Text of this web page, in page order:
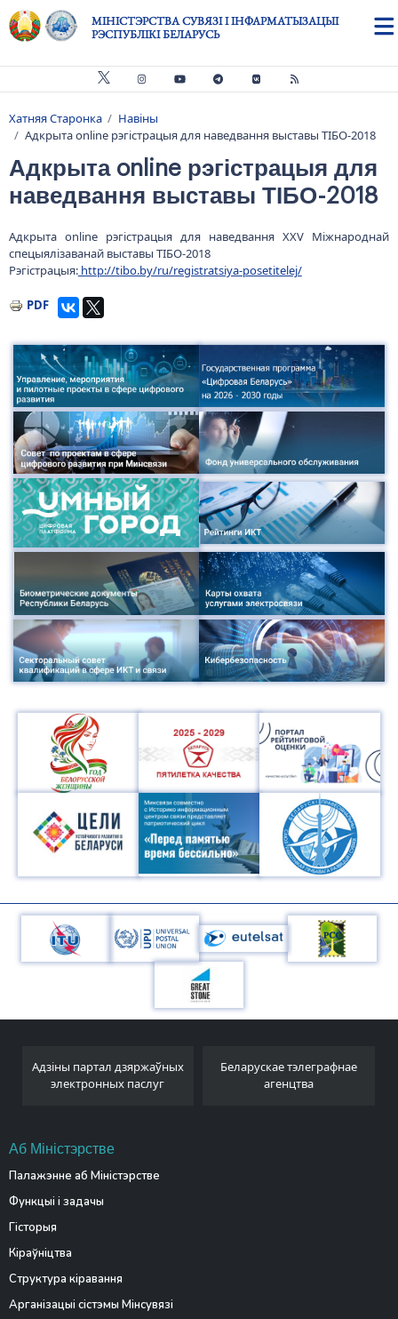
Skip to main content
МІНІСТЭРСТВА СУВЯЗІ І ІНФАРМАТЫЗАЦЫІ
РЭСПУБЛІКІ БЕЛАРУСЬ
Breadcrumb
Хатняя Старонка
Навіны
Адкрыта online рэгістрацыя для наведвання выставы ТІБО-2018
Адкрыта online рэгістрацыя для
наведвання выставы ТІБО-2018
Адкрыта online рэгістрацыя для наведвання XXV Міжнароднай
спецыялізаванай выставы ТІБО-2018
Рэгістрацыя:http://tibo.by/ru/registratsiya-posetitelej/
PDF
Адзіны партал дзяржаўных
электронных паслуг
Беларускае тэлеграфнае
агенцтва
Аб Міністэрстве
Палажэнне аб Міністэрстве
Функцыі і задачы
Гісторыя
Кіраўніцтва
Структура кіравання
Арганізацыі сістэмы Мінсувязі